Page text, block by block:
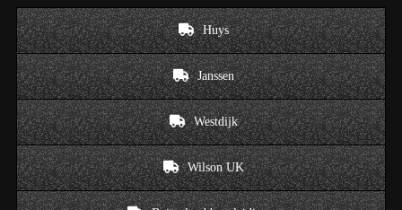
Huys
Janssen
Westdijk
Wilson UK